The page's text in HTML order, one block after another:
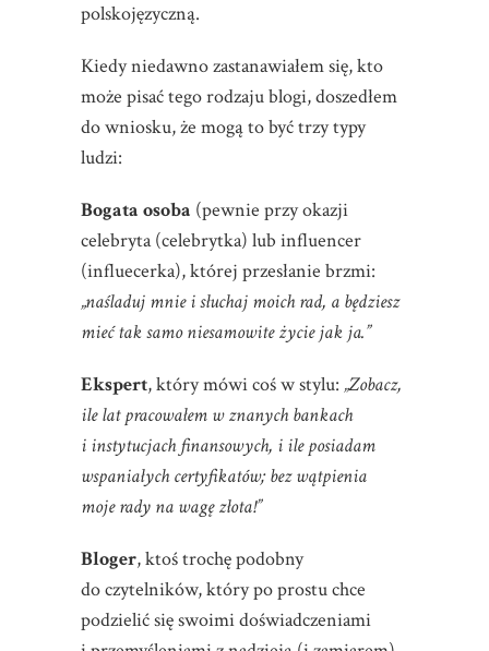
polskojęzyczną.
Kiedy niedawno zastanawiałem się, kto
może pisać tego rodzaju blogi, doszedłem
do wniosku, że mogą to być trzy typy
ludzi:
Bogata osoba (pewnie przy okazji
celebryta (celebrytka) lub influencer
(influecerka), której przesłanie brzmi:
„naśladuj mnie i słuchaj moich rad, a będziesz
mieć tak samo niesamowite życie jak ja.”
Ekspert, który mówi coś w stylu: „Zobacz,
ile lat pracowałem w znanych bankach
i instytucjach finansowych, i ile posiadam
wspaniałych certyfikatów; bez wątpienia
moje rady na wagę złota!”
Bloger, ktoś trochę podobny
do czytelników, który po prostu chce
podzielić się swoimi doświadczeniami